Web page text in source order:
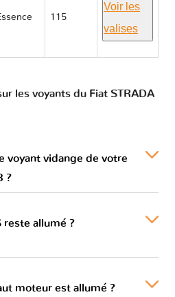
115
Voir les
valises
les voyants du Fiat STRADA
voyant vidange de votre
?
reste allumé ?
moteur est allumé ?